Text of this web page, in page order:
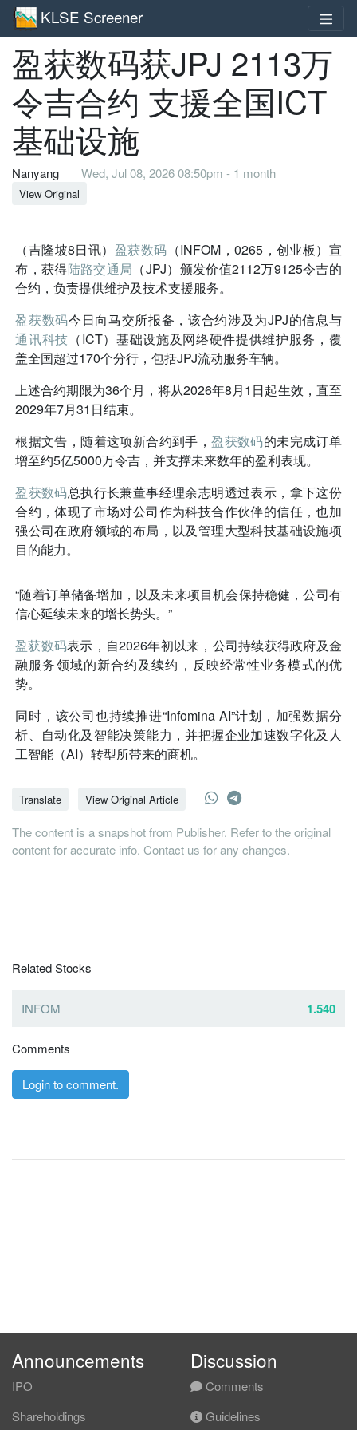
KLSE Screener
盈获数码获JPJ 2113万
令吉合约 支援全国ICT
基础设施
Nanyang Wed, Jul 08, 2026 08:50pm - 1 month
View Original
（吉隆坡8日讯） 盈获数码 （INFOM，0265，创业板）宣
布，获得陆路交通局 （JPJ）颁发价值2112万9125令吉的
合约，负责提供维护及技术支援服务。
盈获数码今日向马交所报备，该合约涉及为JPJ的信息与
通讯科技 （ICT）基础设施及网络硬件提供维护服务，覆
盖全国超过170个分行，包括JPJ流动服务车辆。
上述合约期限为36个月，将从2026年8月1日起生效，直至
2029年7月31日结束。
根据文告，随着这项新合约到手，盈获数码的未完成订单
增至约5亿5000万令吉，并支撑未来数年的盈利表现。
盈获数码总执行长兼董事经理余志明透过表示，拿下这份
合约，体现了市场对公司作为科技合作伙伴的信任，也加
强公司在政府领域的布局，以及管理大型科技基础设施项
目的能力。
“随着订单储备增加，以及未来项目机会保持稳健，公司有
信心延续未来的增长势头。”
盈获数码表示，自2026年初以来，公司持续获得政府及金
融服务领域的新合约及续约，反映经常性业务模式的优
势。
同时，该公司也持续推进“Infomina AI”计划，加强数据分
析、自动化及智能决策能力，并把握企业加速数字化及人
工智能（AI）转型所带来的商机。
Translate View Original Article
The content is a snapshot from Publisher. Refer to the original
content for accurate info. Contact us for any changes.
Related Stocks
INFOM 1.540
Comments
Login to comment.
Announcements
IPO
Shareholdings
Discussion
Comments
Guidelines